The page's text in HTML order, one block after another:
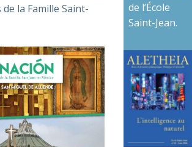
la Famille Saint-
de l’École
Saint-Jean.